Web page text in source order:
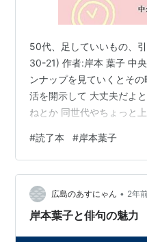
50代、足していいもの、
30-21) 作者:岸本 葉子 中
ンナップを見ていくとそ
活を開示して 大丈夫だよ
ねとか 同世代やちょっと
にいい顔しているわけじゃ
らちょっと嫌寄りなこと
いたらそういう人認定さ
る それって全部あなたの
え嫌なら断れば良いんだ
#読了本 #岸本葉子
広島のあすにゃん • 2年
岸本葉子と俳句の魅力